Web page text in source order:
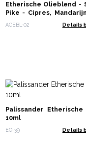
Etherische Olieblend -
Pike - Cipres,
Hout
ACEBL-02 Details
Palissander
10ml
EO-39 Details